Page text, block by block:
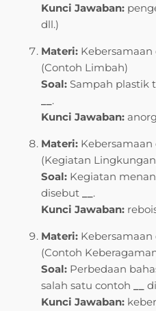
Kunci Jawaban:
dll.)
Materi:
(Contoh Limbah)
Soal: Sampah plastik
.
Kunci Jawaban:
Materi:
(Kegiatan
Soal: Kegiatan
disebut
.
Kunci Jawaban:
Materi:
(Contoh
Soal: Perbedaan
salah satu contoh
Kunci Jawaban: